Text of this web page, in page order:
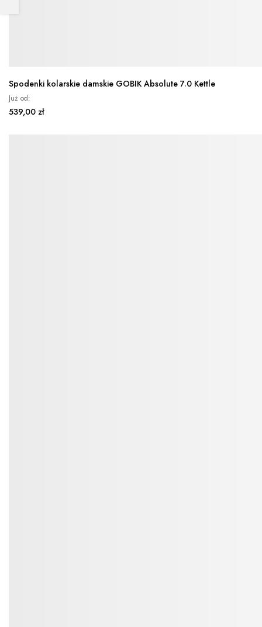
Spodenki kolarskie damskie GOBIK Absolute 7.0 Kettle
Już od
539,00 zł